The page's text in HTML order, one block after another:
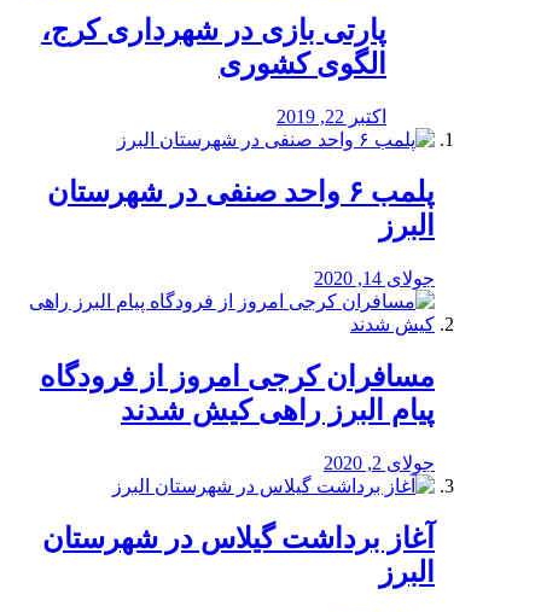
پارتی بازی در شهرداری کرج،
الگوی کشوری
اکتبر 22, 2019
پلمب ۶ واحد صنفی در شهرستان
البرز
جولای 14, 2020
مسافران کرجی امروز از فرودگاه
پیام البرز راهی کیش شدند
جولای 2, 2020
آغاز برداشت گیلاس در شهرستان
البرز